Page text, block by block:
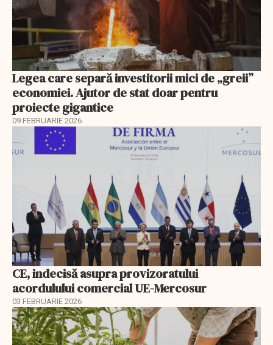
Legea care separă investitorii mici de „greii”
economiei. Ajutor de stat doar pentru
proiecte gigantice
09 FEBRUARIE 2026
CE, indecisă asupra provizoratului
acordulului comercial UE-Mercosur
03 FEBRUARIE 2026